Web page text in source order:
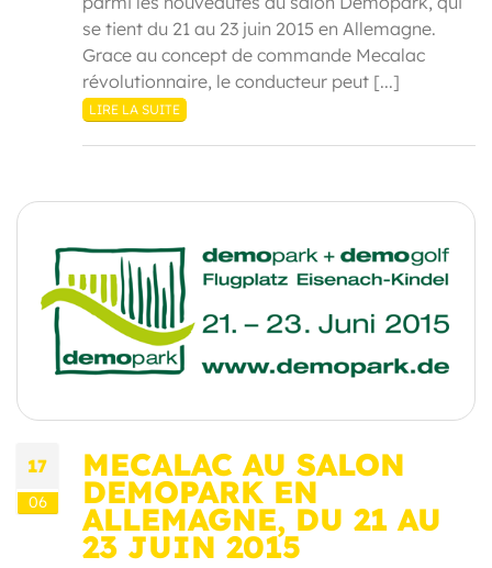
se tient du 21 au 23 juin 2015 en Allemagne.
Grace au concept de commande Mecalac
révolutionnaire, le conducteur peut [...]
LIRE LA SUITE
17
06
MECALAC AU SALON
DEMOPARK EN
ALLEMAGNE, DU 21 AU
23 JUIN 2015